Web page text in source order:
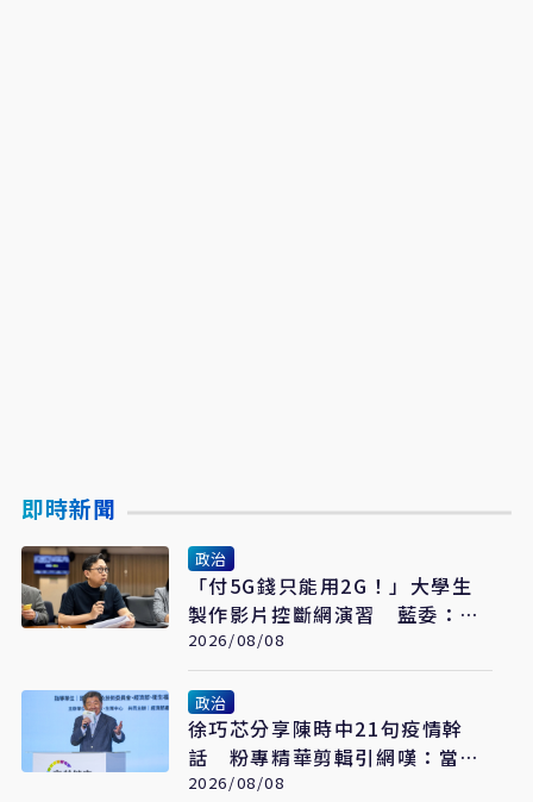
即時新聞
政治
「付5G錢只能用2G！」大學生
製作影片控斷網演習 藍委：拒
絕假國安假警報
2026/08/08
政治
​徐巧芯分享陳時中21句疫情幹
話 粉專精華剪輯引網嘆：當時
真的是囂張
2026/08/08